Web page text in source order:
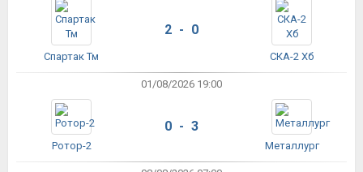
Спартак Тм
2 - 0
СКА-2 Хб
01/08/2026 19:00
Ротор-2
0 - 3
Металлург